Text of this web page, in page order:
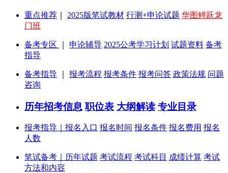
重点推荐 2025版笔试教材 行测+申论试题 华图鲤跃龙
门班
备考专区 申论辅导 2025公考学习计划 试题资料 备考
指导
备考指导 报考流程 报考条件 报考问答 政策法规 问题
咨询
历年招考信息 职位表 大纲解读 专业目录
报考指导｜ 报名入口 报名时间 报名条件 报名费用 报名
人数
笔试备考｜ 历年试题 考试流程 考试科目 成绩计算 考试
方法和内容